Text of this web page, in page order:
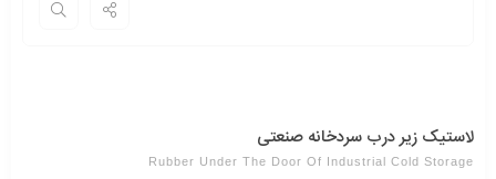
لاستیک زیر درب سردخانه صنعتی
Rubber Under The Door Of Industrial Cold Storage